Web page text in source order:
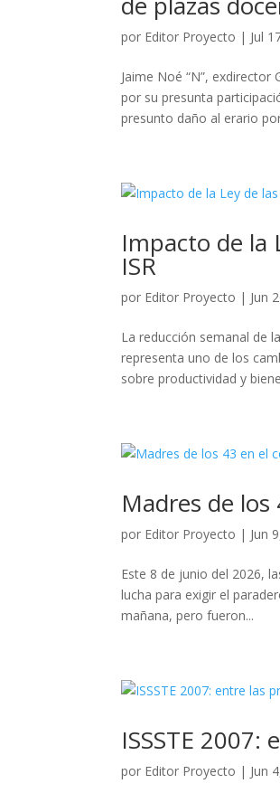
por Editor Proyecto | Jul
Jaime Noé “N”,
por su presunta
presunto daño al erario
Impacto de la
ISR
por Editor Proyecto | Jun
La reducción semanal de
representa uno de los
sobre productividad y
Madres de
por Editor Proyecto | Jun
Este 8 de junio del 2026,
lucha para exigir el
mañana, pero fueron...
ISSSTE
por Editor Proyecto | Jun